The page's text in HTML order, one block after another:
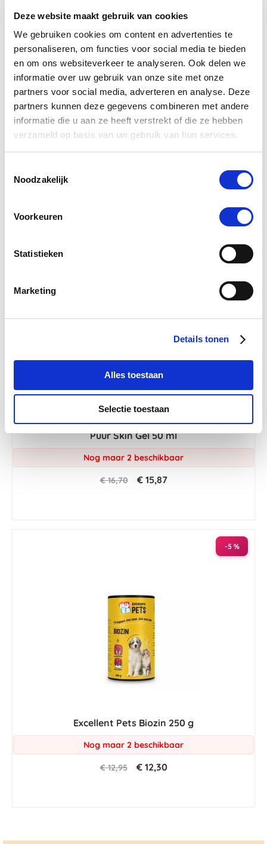
Deze website maakt gebruik van cookies
We gebruiken cookies om content en advertenties te
personaliseren, om functies voor social media te bieden
en om ons websiteverkeer te analyseren. Ook delen we
informatie over uw gebruik van onze site met onze
partners voor social media, adverteren en analyse. Deze
partners kunnen deze gegevens combineren met andere
informatie die u aan ze heeft verstrekt of die ze hebben
verzameld op basis van uw gebruik van hun services.
Noodzakelijk
Voorkeuren
Statistieken
Marketing
Details tonen
Alles toestaan
Selectie toestaan
-5 %
4.5
star
rating
2 Beoordelingen
Puur Skin Gel 50 ml
Nog maar 2 beschikbaar
€ 16,70 € 15,87
-5 %
Excellent Pets Biozin 250 g
Nog maar 2 beschikbaar
€ 12,95 € 12,30